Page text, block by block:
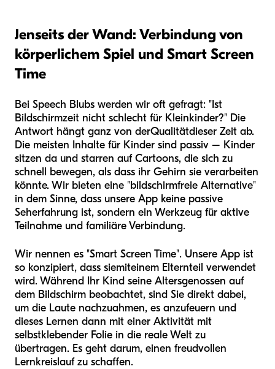
Jenseits der Wand: Verbindung von
körperlichem Spiel und Smart Screen
Time
Bei Speech Blubs werden wir oft gefragt: "Ist
Bildschirmzeit nicht schlecht für Kleinkinder?" Die
Antwort hängt ganz von derQualitätdieser Zeit ab.
Die meisten Inhalte für Kinder sind passiv – Kinder
sitzen da und starren auf Cartoons, die sich zu
schnell bewegen, als dass ihr Gehirn sie verarbeiten
könnte. Wir bieten eine "bildschirmfreie Alternative"
in dem Sinne, dass unsere App keine passive
Seherfahrung ist, sondern ein Werkzeug für aktive
Teilnahme und familiäre Verbindung.
Wir nennen es "Smart Screen Time". Unsere App ist
so konzipiert, dass siemiteinem Elternteil verwendet
wird. Während Ihr Kind seine Altersgenossen auf
dem Bildschirm beobachtet, sind Sie direkt dabei,
um die Laute nachzuahmen, es anzufeuern und
dieses Lernen dann mit einer Aktivität mit
selbstklebender Folie in die reale Welt zu
übertragen. Es geht darum, einen freudvollen
Lernkreislauf zu schaffen.